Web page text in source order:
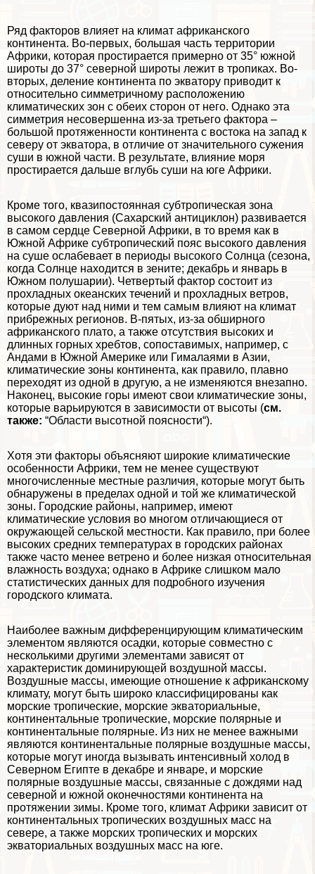
Ряд факторов влияет на климат африканского
континента. Во-первых, большая часть территории
Африки, которая простирается примерно от 35° южной
широты до 37° северной широты лежит в тропиках. Во-
вторых, деление континента по экватору приводит к
относительно симметричному расположению
климатических зон с обеих сторон от него. Однако эта
симметрия несовершенна из-за третьего фактора –
большой протяженности континента с востока на запад к
северу от экватора, в отличие от значительного сужения
суши в южной части. В результате, влияние моря
простирается дальше вглубь суши на юге Африки.
Кроме того, квазипостоянная субтропическая зона
высокого давления (Сахарский антициклон) развивается
в самом сердце Северной Африки, в то время как в
Южной Африке субтропический пояс высокого давления
на суше ослабевает в периоды высокого Солнца (сезона,
когда Солнце находится в зените; декабрь и январь в
Южном полушарии). Четвертый фактор состоит из
прохладных океанских течений и прохладных ветров,
которые дуют над ними и тем самым влияют на климат
прибрежных регионов. В-пятых, из-за обширного
африканского плато, а также отсутствия высоких и
длинных горных хребтов, сопоставимых, например, с
Андами в Южной Америке или Гималаями в Азии,
климатические зоны континента, как правило, плавно
переходят из одной в другую, а не изменяются внезапно.
Наконец, высокие горы имеют свои климатические зоны,
которые варьируются в зависимости от высоты (см.
также: “Области высотной поясности“).
Хотя эти факторы объясняют широкие климатические
особенности Африки, тем не менее существуют
многочисленные местные различия, которые могут быть
обнаружены в пределах одной и той же климатической
зоны. Городские районы, например, имеют
климатические условия во многом отличающиеся от
окружающей сельской местности. Как правило, при более
высоких средних температурах в городских районах
также часто менее ветрено и более низкая относительная
влажность воздуха; однако в Африке слишком мало
статистических данных для подробного изучения
городского климата.
Наиболее важным дифференцирующим климатическим
элементом являются осадки, которые совместно с
несколькими другими элементами зависят от
хаpaктеристик доминирующей воздушной массы.
Воздушные массы, имеющие отношение к африканскому
климату, могут быть широко классифицированы как
морские тропические, морские экваториальные,
континентальные тропические, морские полярные и
континентальные полярные. Из них не менее важными
являются континентальные полярные воздушные массы,
которые могут иногда вызывать интенсивный холод в
Северном Египте в декабре и январе, и морские
полярные воздушные массы, связанные с дождями над
северной и южной оконечностями континента на
протяжении зимы. Кроме того, климат Африки зависит от
континентальных тропических воздушных масс на
севере, а также морских тропических и морских
экваториальных воздушных масс на юге.